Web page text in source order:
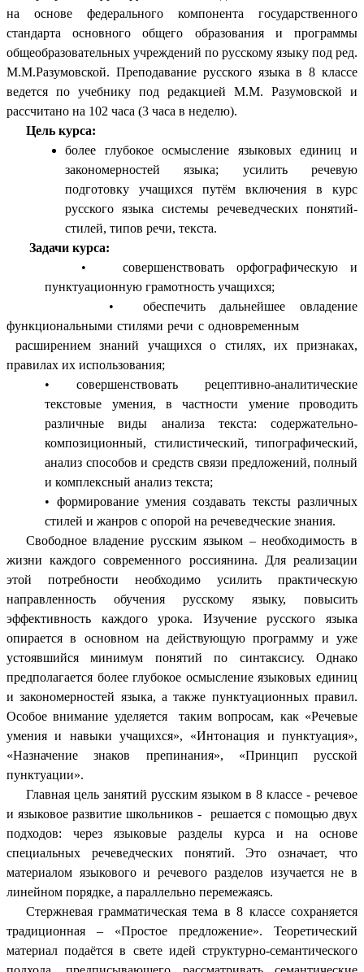
на основе федерального компонента государственного
стандарта основного общего образования и программы
общеобразовательных учреждений по русскому языку под ред.
М.М.Разумовской. Преподавание русского языка в 8 классе
ведется по учебнику под редакцией М.М. Разумовской и
рассчитано на 102 часа (3 часа в неделю).
Цель курса:
более глубокое осмысление языковых единиц и
закономерностей языка; усилить речевую
подготовку учащихся путём включения в курс
русского языка системы речеведческих понятий-
стилей, типов речи, текста.
Задачи курса:
• совершенствовать орфографическую и
пунктуационную грамотность учащихся;
• обеспечить дальнейшее овладение
функциональными стилями речи с одновременным
расширением знаний учащихся о стилях, их признаках,
правилах их использования;
• совершенствовать рецептивно-аналитические
текстовые умения, в частности умение проводить
различные виды анализа текста: содержательно-
композиционный, стилистический, типографический,
анализ способов и средств связи предложений, полный
и комплексный анализ текста;
• формирование умения создавать тексты различных
стилей и жанров с опорой на речеведческие знания.
Свободное владение русским языком – необходимость в
жизни каждого современного россиянина. Для реализации
этой потребности необходимо усилить практическую
направленность обучения русскому языку, повысить
эффективность каждого урока. Изучение русского языка
опирается в основном на действующую программу и уже
устоявшийся минимум понятий по синтаксису. Однако
предполагается более глубокое осмысление языковых единиц
и закономерностей языка, а также пунктуационных правил.
Особое внимание уделяется таким вопросам, как «Речевые
умения и навыки учащихся», «Интонация и пунктуация»,
«Назначение знаков препинания», «Принцип русской
пунктуации».
Главная цель занятий русским языком в 8 классе - речевое
и языковое развитие школьников - решается с помощью двух
подходов: через языковые разделы курса и на основе
специальных речеведческих понятий. Это означает, что
материалом языкового и речевого разделов изучается не в
линейном порядке, а параллельно перемежаясь.
Стержневая грамматическая тема в 8 классе сохраняется
традиционная – «Простое предложение». Теоретический
материал подаётся в свете идей структурно-семантического